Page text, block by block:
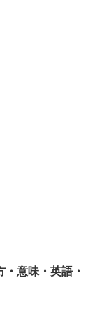
意味・英語・